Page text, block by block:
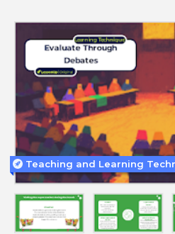
Teaching and Learning